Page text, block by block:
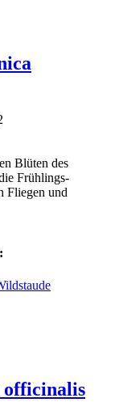
Blüten des
Frühlings-
Fliegen und
officinalis